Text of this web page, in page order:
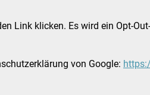
Link klicken. Es wird ein Opt-
von Google: